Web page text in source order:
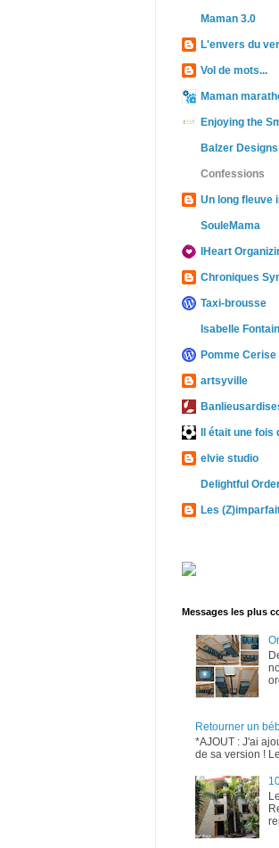
Maman 3.0
L'envers du
Vol de mots...
Maman
Enjoying the
Balzer Designs
Confessions
Un long fleuve
SouleMama
IHeart
Chroniques
Taxi-brousse
Isabelle
Pomme Cerise
artsyville
Il était une fois
elvie studio
Delightful
Les
Messages les plus
Retourner un
*AJOUT : J'ai
de sa version !